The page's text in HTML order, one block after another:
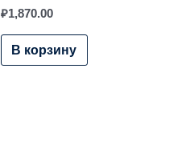
₽1,870.00
В корзину